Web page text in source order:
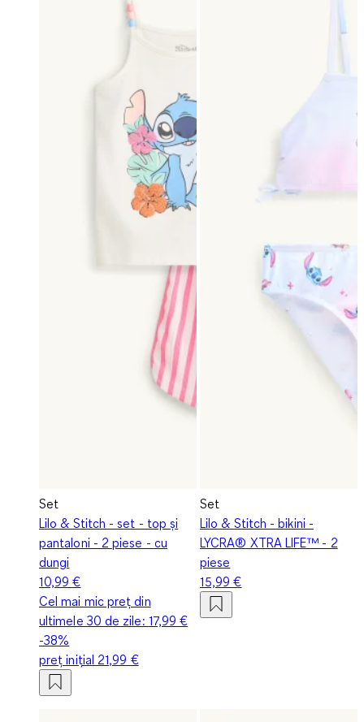
Set
Lilo & Stitch - set - top și
pantaloni - 2 piese - cu
dungi
10,99 €
Cel mai mic preț din
ultimele 30 de zile: 17,99 €
-38%
preț inițial 21,99 €
Set
Lilo & Stitch - bikini -
LYCRA® XTRA LIFE™ - 2
piese
15,99 €